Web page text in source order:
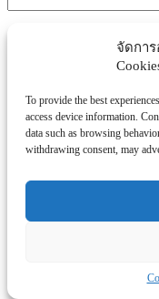
จัดกา
To provide the best
access device information.
data such as browsing
withdrawing consent, may
Thaiworldtoday
การศึกษา
ธุรกิจ/ประกัน/การ
บันเทิง/กีฬา
ภาครัฐ/ราชการ
อสังหา
โรงพยบาล/สุขภ
โรงแรม/ท่องเที่ย